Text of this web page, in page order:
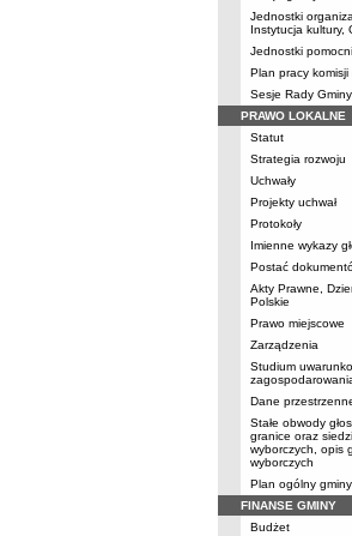
Jednostki
Instytucja kultury,
Jednostki
Plan pracy komisji
Sesje Rady
PRAWO LOKALNE
Statut
Strategia rozwoju
Uchwały
Projekty uchwał
Protokoły
Imienne wykazy
Postać
Akty Prawne,
Polskie
Prawo miejscowe
Zarządzenia
Studium
Dane
Stałe obwody
granice oraz
wyborczych, opis
wyborczych
Plan ogólny
FINANSE GMINY
Budżet